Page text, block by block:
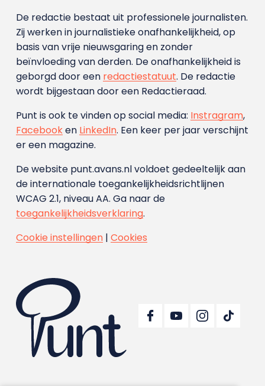
De redactie bestaat uit professionele journalisten.
Zij werken in journalistieke onafhankelijkheid, op
basis van vrije nieuwsgaring en zonder
beïnvloeding van derden. De onafhankelijkheid is
geborgd door een redactiestatuut. De redactie
wordt bijgestaan door een Redactieraad.
Punt is ook te vinden op social media: Instragram,
Facebooken LinkedIn. Een keer per jaar verschijnt
er een magazine.
De website punt.avans.nl voldoet gedeeltelijk aan
de internationale toegankelijkheidsrichtlijnen
WCAG 2.1, niveau AA. Ga naar de
toegankelijkheidsverklaring.
Cookie instellingen| Cookies